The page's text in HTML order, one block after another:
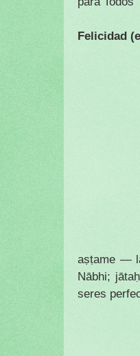
Felicidad
aṣṭame —
Nābhi;
seres